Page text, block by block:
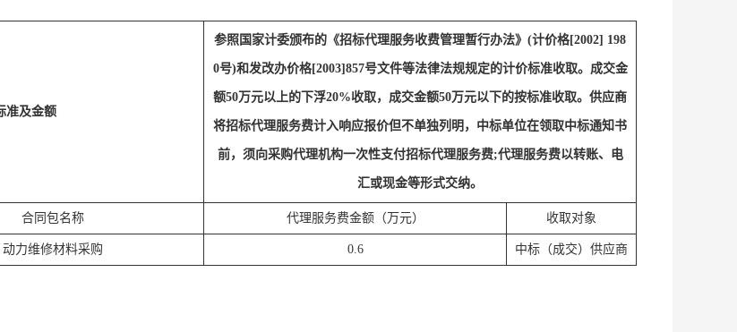
准及金额
参照国家计委颁布的《招标代理服务收费管理暂行办法》(计价格[2002] 198
0号)和发改办价格[2003]857号文件等法律法规规定的计价标准收取。成交金
额50万元以上的下浮20%收取，成交金额50万元以下的按标准收取。供应商
将招标代理服务费计入响应报价但不单独列明，中标单位在领取中标通知书
前，须向采购代理机构一次性支付招标代理服务费;代理服务费以转账、电
汇或现金等形式交纳。
合同包名称 代理服务费金额（万元） 收取对象
动力维修材料采购 0.6 中标（成交）供应商